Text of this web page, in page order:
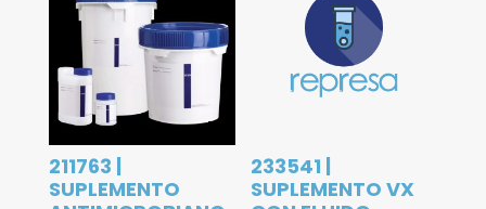
211763 |
SUPLEMENTO
233541 |
SUPLEMENTO VX